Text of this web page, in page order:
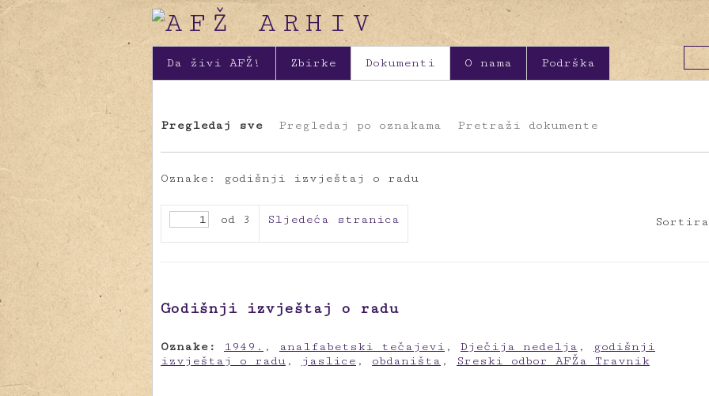
Da živi AFŽ! Zbirke Dokumenti O nama Podrška
Pregledaj sve Pregledaj po oznakama Pretraži dokumente
Oznake: godišnji izvještaj o radu
od 3 Sljedeća stranica
Godišnji izvještaj o radu
Oznake: 1949. , analfabetski tečajevi , Dječija nedelja ,
godišnji
izvještaj o radu , jaslice , obdaništa , Sreski odbor AFŽa Travnik